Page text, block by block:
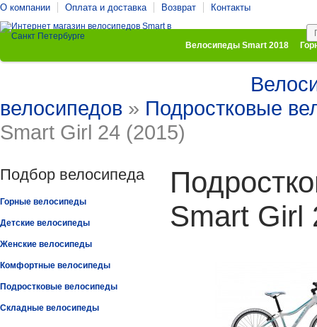
О компании Оплата и доставка Возврат Контакты
Велосипеды Smart 2018
велосипедов » Подростковые
Smart Girl 24 (2015)
Подбор велосипеда
Горные велосипеды
Детские велосипеды
Женские велосипеды
Комфортные велосипеды
Подростковые велосипеды
Складные велосипеды
Smart Girl